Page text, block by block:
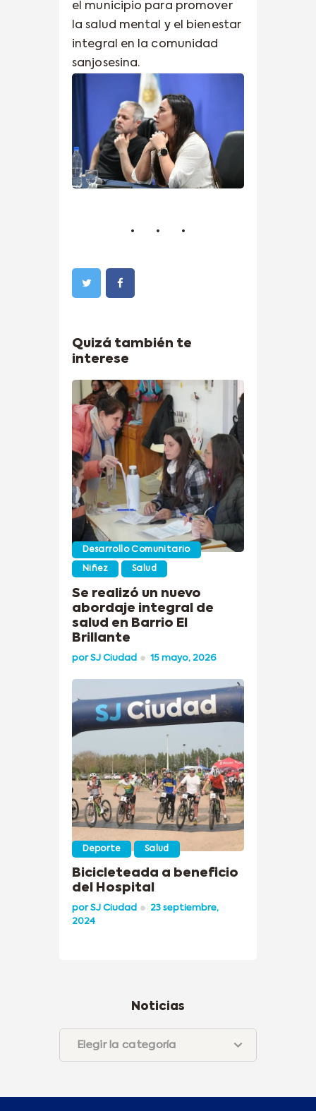
el municipio para promover
la salud mental y el bienestar
integral en la comunidad
sanjosesina.
Quizá también te
interese
Desarrollo Comunitario
Niñez Salud
Se realizó un nuevo
abordaje integral de
salud en Barrio El
Brillante
porSJ Ciudad 15 mayo, 2026
Deporte Salud
Bicicleteada a beneficio
del Hospital
porSJ Ciudad
23 septiembre,
2024
Noticias